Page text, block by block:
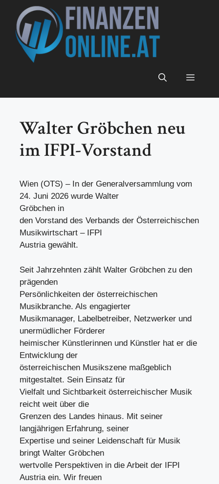
Inhalt
springen
Menü
Walter Gröbchen neu
im IFPI-Vorstand
Wien (OTS) – In der Generalversammlung vom
24. Juni 2026 wurde Walter
Gröbchen in
den Vorstand des Verbands der Österreichischen
Musikwirtschart – IFPI
Austria gewählt.
Seit Jahrzehnten zählt Walter Gröbchen zu den
prägenden
Persönlichkeiten der österreichischen
Musikbranche. Als engagierter
Musikmanager, Labelbetreiber, Netzwerker und
unermüdlicher Förderer
heimischer Künstlerinnen und Künstler hat er die
Entwicklung der
österreichischen Musikszene maßgeblich
mitgestaltet. Sein Einsatz für
Vielfalt und Sichtbarkeit österreichischer Musik
reicht weit über die
Grenzen des Landes hinaus. Mit seiner
langjährigen Erfahrung, seiner
Expertise und seiner Leidenschaft für Musik
bringt Walter Gröbchen
wertvolle Perspektiven in die Arbeit der IFPI
Austria ein. Wir freuen